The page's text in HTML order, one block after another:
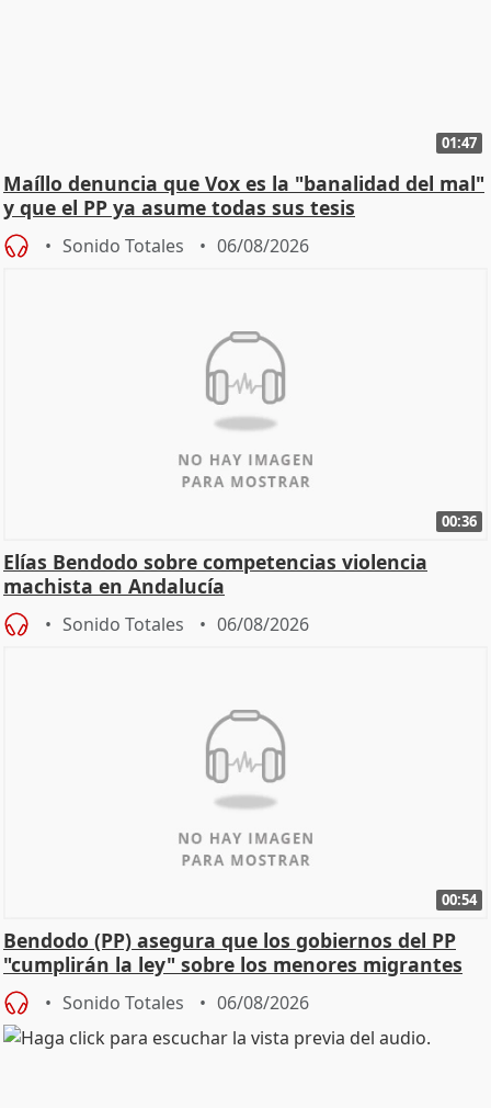
01:47
Maíllo denuncia que Vox es la "banalidad del mal"
y que el PP ya asume todas sus tesis
Sonido Totales 06/08/2026
00:36
Elías Bendodo sobre competencias violencia
machista en Andalucía
Sonido Totales 06/08/2026
00:54
Bendodo (PP) asegura que los gobiernos del PP
"cumplirán la ley" sobre los menores migrantes
Sonido Totales 06/08/2026